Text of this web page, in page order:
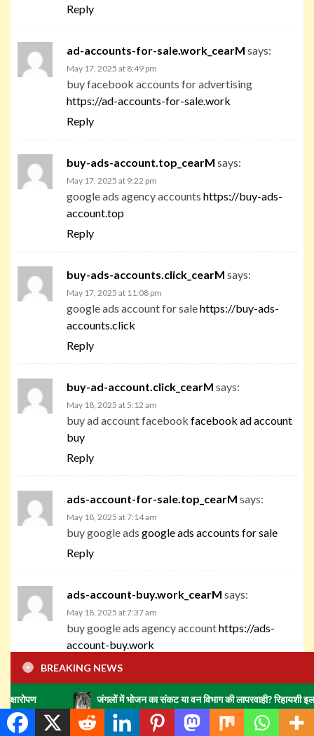
Reply
ad-accounts-for-sale.work_cearM says:
May 17, 2025 at 8:49 pm
buy facebook accounts for advertising
https://ad-accounts-for-sale.work
Reply
buy-ads-account.top_cearM says:
May 17, 2025 at 9:22 pm
google ads agency accounts https://buy-ads-
account.top
Reply
buy-ads-accounts.click_cearM says:
May 17, 2025 at 11:08 pm
google ads account for salehttps://buy-ads-
accounts.click
Reply
buy-ad-account.click_cearM says:
May 18, 2025 at 5:12 am
buy ad account facebook facebook ad account
buy
Reply
ads-account-for-sale.top_cearM says:
May 18, 2025 at 7:14 am
buy google ads google ads accounts for sale
Reply
ads-account-buy.work_cearM says:
May 18, 2025 at 7:37 am
buy google ads agency accounthttps://ads-
account-buy.work
Reply
buy-ads-invoice-account.top_cearMsays:
May 18, 2025 at 6:30 pm
BREAKING NEWS
जंगलों में भोजन का संकट या वन विभाग की लापरवाही? रिहायशी इलाकों में हाथियों